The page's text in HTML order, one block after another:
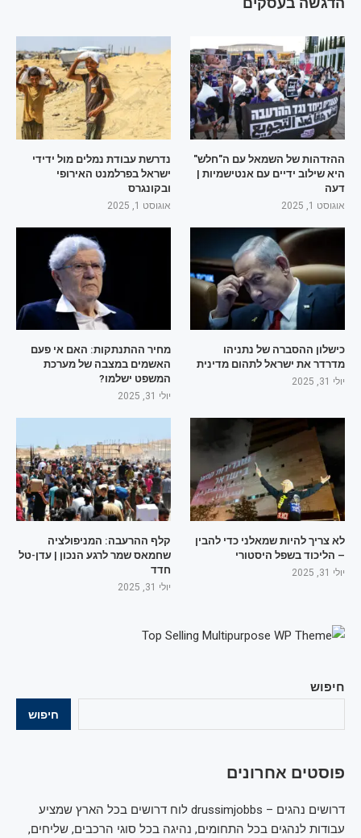
חיפוש
חיפוש
פוסטים אחרונים
דרושים נהגים – drussimjobbs לוח דרושים בכל הארץ שמציע
עבודות לנהגים בכל התחומים, נהיגה בכל סוגי הרכבים, שליחים,
ההזדהות של השמאל עם ה"חלש"
היא שילוב ידיים עם אנטישמיות |
דעה
אוגוסט 1, 2025
נדרשת עבודת נמלים מול ידידי
ישראל בפרלמנט האירופי
ובקונגרס
אוגוסט 1, 2025
כישלון ההסברה של נתניהו
מדרדר את ישראל לתהום מדינית
יולי 31, 2025
מחיר ההתנתקות: האם אי פעם
האשמים במצבה של מערכת
המשפט ישלמו?
יולי 31, 2025
לא צריך להיות שמאלני כדי להבין
– הליכוד בשפל היסטורי
יולי 31, 2025
קלף ההרעבה: המניפולציה
שחמאס שמר לרגע הנכון | עדן-טל
חדד
יולי 31, 2025